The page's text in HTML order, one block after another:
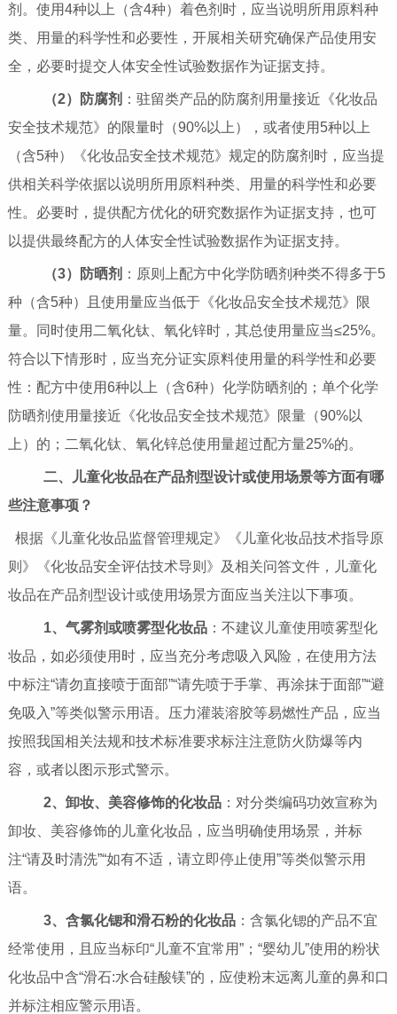
剂。使用4种以上（含4种）着色剂时，应当说明所用原料种
类、用量的科学性和必要性，开展相关研究确保产品使用安
全，必要时提交人体安全性试验数据作为证据支持。
（2）防腐剂 ：驻留类产品的防腐剂用量接近《化妆品
安全技术规范》的限量时（90%以上），或者使用5种以上
（含5种）《化妆品安全技术规范》规定的防腐剂时，应当提
供相关科学依据以说明所用原料种类、用量的科学性和必要
性。必要时，提供配方优化的研究数据作为证据支持，也可
以提供最终配方的人体安全性试验数据作为证据支持。
（3）防晒剂 ：原则上配方中化学防晒剂种类不得多于5
种（含5种）且使用量应当低于《化妆品安全技术规范》限
量。同时使用二氧化钛、氧化锌时，其总使用量应当≤25%。
符合以下情形时，应当充分证实原料使用量的科学性和必要
性：配方中使用6种以上（含6种）化学防晒剂的；单个化学
防晒剂使用量接近《化妆品安全技术规范》限量（90%以
上）的；二氧化钛、氧化锌总使用量超过配方量25%的。
二、儿童化妆品在产品剂型设计或使用场景等方面有哪
些注意事项？
根据《儿童化妆品监督管理规定》《儿童化妆品技术指导原
则》《化妆品安全评估技术导则》及相关问答文件，儿童化
妆品在产品剂型设计或使用场景方面应当关注以下事项。
1、气雾剂或喷雾型化妆品：不建议儿童使用喷雾型化
妆品，如必须使用时，应当充分考虑吸入风险，在使用方法
中标注“请勿直接喷于面部”“请先喷于手掌、再涂抹于面部”“避
免吸入”等类似警示用语。压力灌装溶胶等易燃性产品，应当
按照我国相关法规和技术标准要求标注注意防火防爆等内
容，或者以图示形式警示。
2、卸妆、美容修饰的化妆品：对分类编码功效宣称为
卸妆、美容修饰的儿童化妆品，应当明确使用场景，并标
注“请及时清洗”“如有不适，请立即停止使用”等类似警示用
语。
3、含氯化锶和滑石粉的化妆品：含氯化锶的产品不宜
经常使用，且应当标印“儿童不宜常用”；“婴幼儿”使用的粉状
化妆品中含“滑石:水合硅酸镁”的，应使粉末远离儿童的鼻和口
并标注相应警示用语。